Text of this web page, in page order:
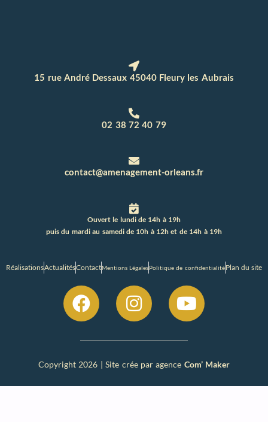
15 rue André Dessaux 45040 Fleury les Aubrais
02 38 72 40 79
contact@amenagement-orleans.fr
Ouvert le lundi de 14h à 19h
puis du mardi au samedi de 10h à 12h et de 14h à 19h
RéalisationsActualitésContactMentions LégalesPolitique de confidentialitéPlan du site
Copyright 2026 | Site crée par agence Com’ Maker